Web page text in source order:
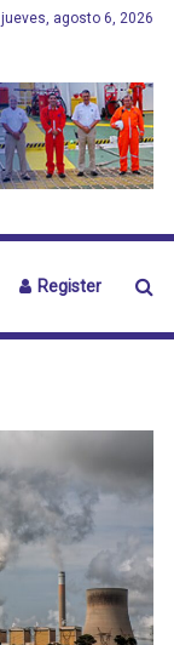
jueves, agosto 6, 2026
Register